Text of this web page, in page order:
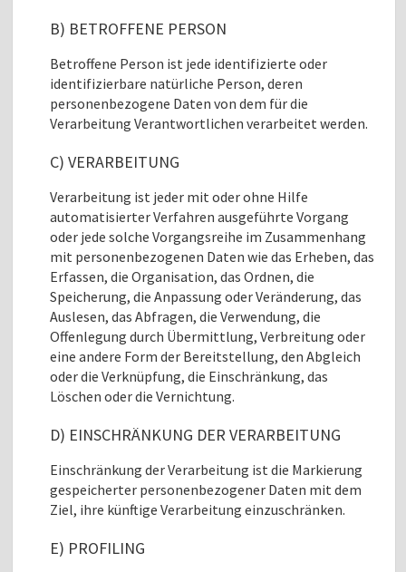
B) BETROFFENE PERSON
Betroffene Person ist jede identifizierte oder
identifizierbare natürliche Person, deren
personenbezogene Daten von dem für die
Verarbeitung Verantwortlichen verarbeitet werden.
C) VERARBEITUNG
Verarbeitung ist jeder mit oder ohne Hilfe
automatisierter Verfahren ausgeführte Vorgang
oder jede solche Vorgangsreihe im Zusammenhang
mit personenbezogenen Daten wie das Erheben, das
Erfassen, die Organisation, das Ordnen, die
Speicherung, die Anpassung oder Veränderung, das
Auslesen, das Abfragen, die Verwendung, die
Offenlegung durch Übermittlung, Verbreitung oder
eine andere Form der Bereitstellung, den Abgleich
oder die Verknüpfung, die Einschränkung, das
Löschen oder die Vernichtung.
D) EINSCHRÄNKUNG DER VERARBEITUNG
Einschränkung der Verarbeitung ist die Markierung
gespeicherter personenbezogener Daten mit dem
Ziel, ihre künftige Verarbeitung einzuschränken.
E) PROFILING